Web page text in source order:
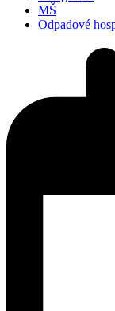
MŠ
Odpadové